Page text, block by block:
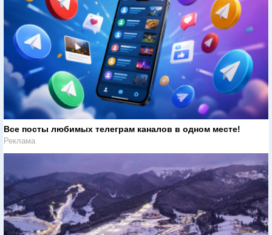
Все посты любимых телеграм каналов в одном месте!
Реклама